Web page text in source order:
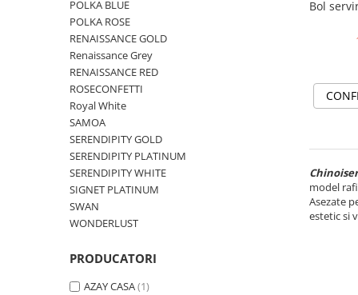
CELESTIAL PLATINUM
CORNUCOPIA
JASPER CONRAN GOLD
RENAISSANCE GOLD
ANTHEMION BLUE
BUTTERFLY BLOOM
OLD COUNTRY ROSES
SIGNET PLATINUM
CHINOISERIE WHITE
POLKA BLUE
POLKA ROSE
RENAISSANCE GOLD
Renaissance Grey
RENAISSANCE RED
ROSECONFETTI
Royal White
SAMOA
SERENDIPITY GOLD
SERENDIPITY PLATINUM
SERENDIPITY WHITE
SIGNET PLATINUM
SWAN
WONDERLUST
PRODUCATORI
AZAY CASA(1)
Bol
model
Asezate
estetic si